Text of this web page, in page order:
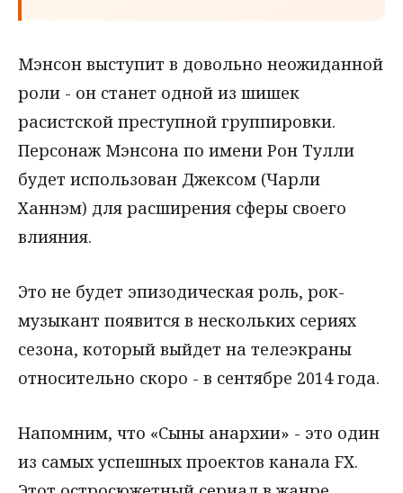
Мэнсон выступит в довольно неожиданной
роли - он станет одной из шишек
расистской преступной группировки.
Персонаж Мэнсона по имени Рон Тулли
будет использован Джексом (Чарли
Ханнэм) для расширения сферы своего
влияния.
Это не будет эпизодическая роль, рок-
музыкант появится в нескольких сериях
сезона, который выйдет на телеэкраны
относительно скоро - в сентябре 2014 года.
Напомним, что «Сыны анархии» - это один
из самых успешных проектов канала FX.